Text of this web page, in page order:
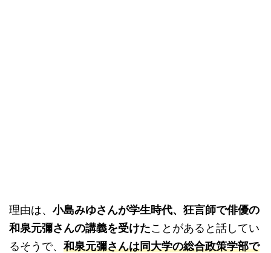
理由は、 小島みゆさんが学生時代、狂言師で俳優の
和泉元彌さんの講義を受けたことがあると話してい
るそうで、 和泉元彌さんは同大学の総合政策学部で